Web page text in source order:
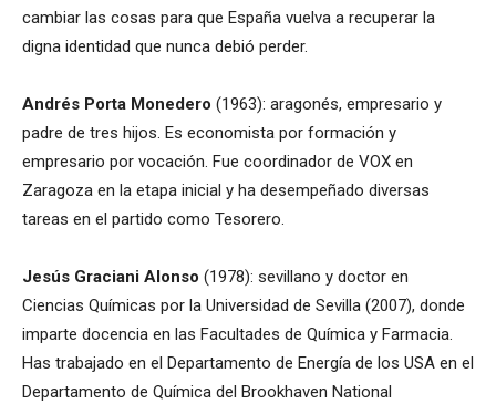
cambiar las cosas para que España vuelva a recuperar la
digna identidad que nunca debió perder.
Andrés Porta Monedero (1963): aragonés, empresario y
padre de tres hijos. Es economista por formación y
empresario por vocación. Fue coordinador de VOX en
Zaragoza en la etapa inicial y ha desempeñado diversas
tareas en el partido como Tesorero.
Jesús Graciani Alonso (1978): sevillano y doctor en
Ciencias Químicas por la Universidad de Sevilla (2007), donde
imparte docencia en las Facultades de Química y Farmacia.
Has trabajado en el Departamento de Energía de los USA en el
Departamento de Química del Brookhaven National